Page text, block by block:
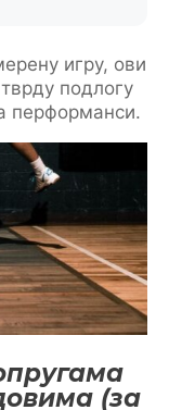
игру, ови
подлогу
перформанси.
(за